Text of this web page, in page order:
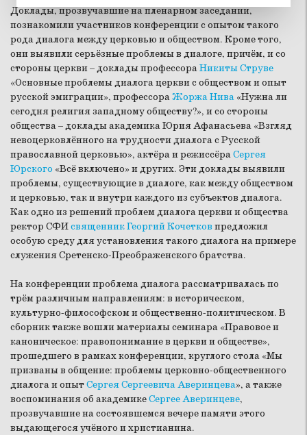
Доклады, прозвучавшие на пленарном заседании,
познакомили участников конференции с опытом такого
рода диалога между церковью и обществом. Кроме того,
они выявили серьёзные проблемы в диалоге, причём, и со
стороны церкви – доклады профессораНикиты Струве
«Основные проблемы диалога церкви с обществом и опыт
русской эмиграции», профессораЖоржа Нива «Нужна ли
сегодня религия западному обществу?», и со стороны
общества – доклады академика Юрия Афанасьева «Взгляд
невоцерковлённого на трудности диалога с Русской
православной церковью», актёра и режиссёраСергея
Юрского «Всё включено» и других. Эти доклады выявили
проблемы, существующие в диалоге, как между обществом
и церковью, так и внутри каждого из субъектов диалога.
Как одно из решений проблем диалога церкви и общества
ректор СФИсвященник Георгий Кочетков предложил
особую среду для установления такого диалога на примере
служения Сретенско-Преображенского братства.
На конференции проблема диалога рассматривалась по
трём различным направлениям: в историческом,
культурно-философском и общественно-политическом. В
сборник также вошли материалы семинара «Правовое и
каноническое: правопонимание в церкви и обществе»,
прошедшего в рамках конференции, круглого стола «Мы
призваны в общение: проблемы церковно-общественного
диалога и опытСергея Сергеевича Аверинцева», а также
воспоминания об академикеСергее Аверинцеве,
прозвучавшие на состоявшемся вечере памяти этого
выдающегося учёного и христианина.